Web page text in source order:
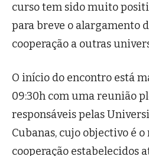
curso tem sido muito
para breve o alargamento
cooperação a outras
O início do encontro está
09:30h com uma reunião
responsáveis pelas
Cubanas, cujo objectivo é o
cooperação estabelecidos